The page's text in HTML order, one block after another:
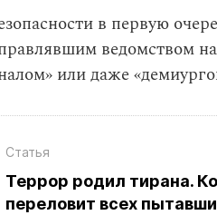
в первую
ведомством
или даже
Статья
Террор родил тирана.
переловит всех